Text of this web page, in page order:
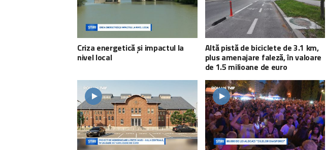
Criza energetică și impactul la
nivel local
Altă pistă de biciclete de 3.1 km,
plus amenajare faleză, în valoare
de 1.5 milioane de euro